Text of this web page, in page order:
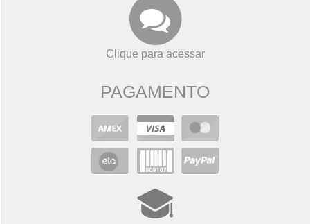
Clique para acessar
PAGAMENTO